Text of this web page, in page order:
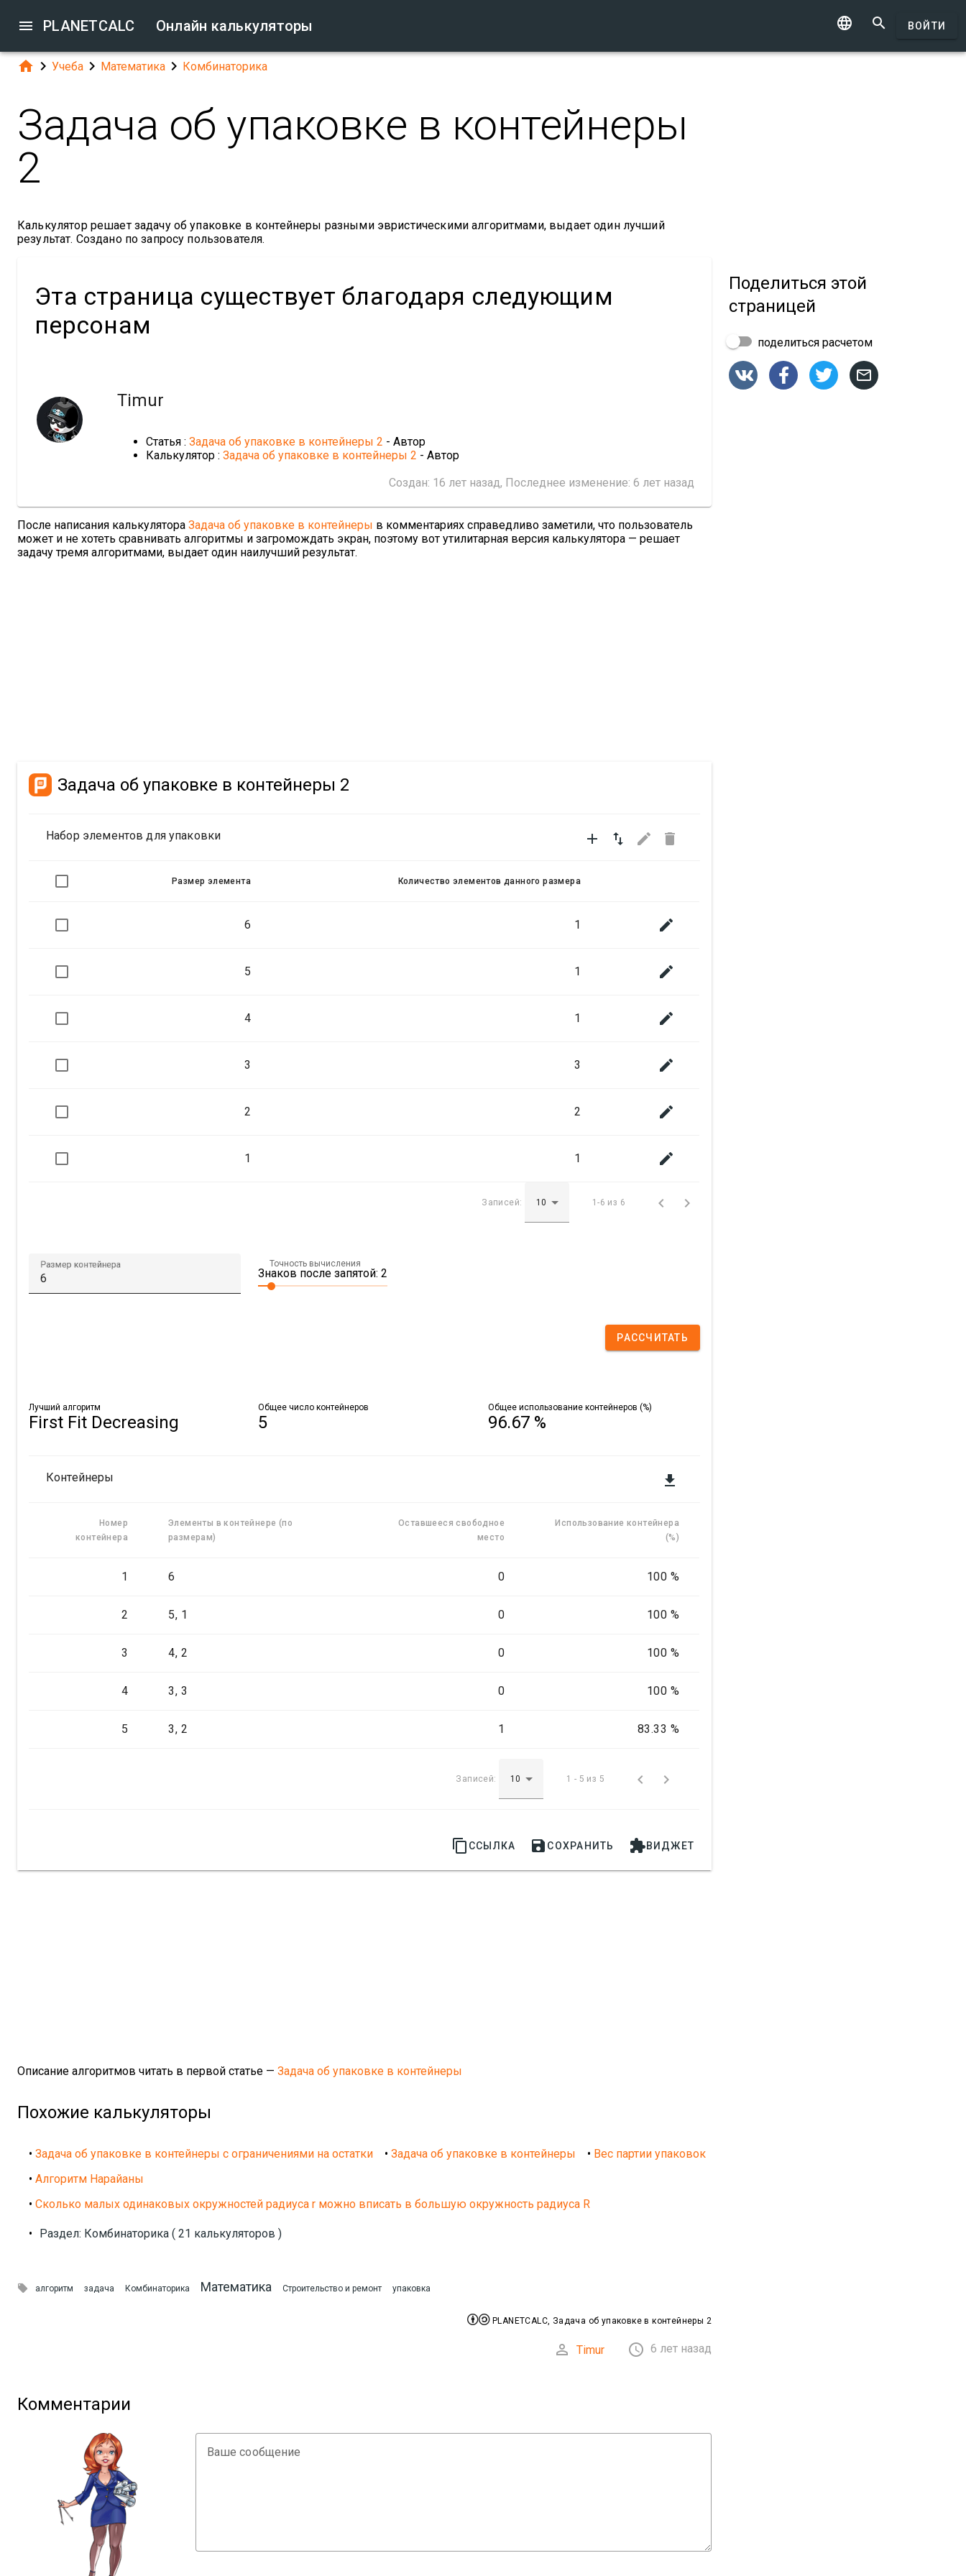
 PLANETCALC Онлайн калькуляторы   ВОЙТИ
  Учеба  Математика  Комбинаторика
Задача об упаковке в контейнеры
2
Калькулятор решает задачу об упаковке в контейнеры разными эвристическими алгоритмами, выдает один лучший
результат. Создано по запросу пользователя.
Эта страница существует благодаря следующим
персонам
Timur
Статья : Задача об упаковке в контейнеры 2 - Автор
Калькулятор : Задача об упаковке в контейнеры 2 - Автор
Создан: 16 лет назад, Последнее изменение: 6 лет назад
После написания калькулятора Задача об упаковке в контейнеры в комментариях справедливо заметили, что пользователь
может и не хотеть сравнивать алгоритмы и загромождать экран, поэтому вот утилитарная версия калькулятора — решает
задачу тремя алгоритмами, выдает один наилучший результат.
Задача об упаковке в контейнеры 2
   
Набор элементов для упаковки
Размер элемента Количество элементов данного размера
6 1 
5 1 
4 1 
3 3 
2 2 
1 1 
Записей: 1-6 из 6  
Размер контейнера Точность вычисления
Знаков после запятой: 2
РАССЧИТАТЬ
Лучший алгоритм
First Fit Decreasing
Общее число контейнеров
5
Общее использование контейнеров (%)
96.67 %

Контейнеры
Номер
контейнера
Элементы в контейнере (по
размерам)
Оставшееся свободное
место
Использование контейнера
(%)
1 6 0 100 %
2 5, 1 0 100 %
3 4, 2 0 100 %
4 3, 3 0 100 %
5 3, 2 1 83.33 %
Записей: 1 - 5 из 5  
 ССЫЛКА  СОХРАНИТЬ ВИДЖЕТ
Описание алгоритмов читать в первой статье — Задача об упаковке в контейнеры
Похожие калькуляторы
• Задача об упаковке в контейнеры с ограничениями на остатки • Задача об упаковке в контейнеры • Вес партии упаковок
• Алгоритм Нарайаны
• Сколько малых одинаковых окружностей радиуса r можно вписать в большую окружность радиуса R
• Раздел: Комбинаторика ( 21 калькуляторов )
 алгоритм задача Комбинаторика Математика Строительство и ремонт упаковка
PLANETCALC, Задача об упаковке в контейнеры 2
 Timur  6 лет назад
Комментарии
Ваше сообщение
Поделиться этой
страницей
поделиться расчетом
   